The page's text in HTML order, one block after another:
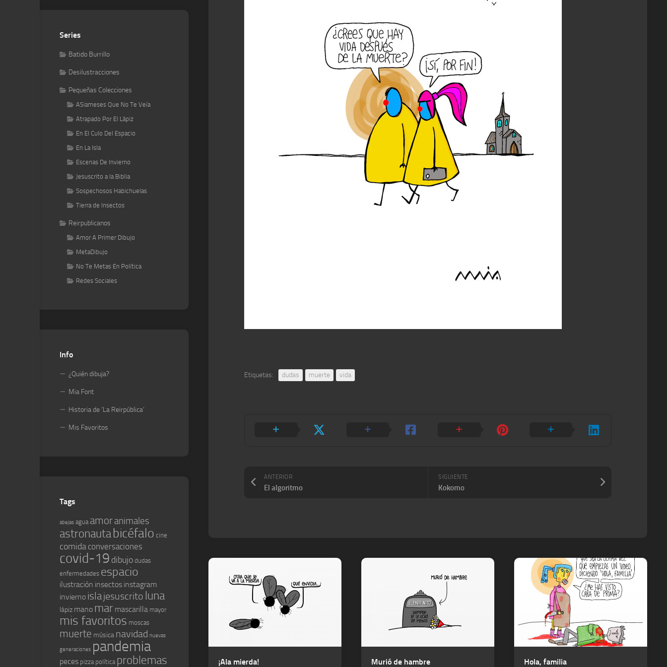
Etiquetas: dudas muerte vida
SIGUIENTE
Kokomo
ANTERIOR
El algoritmo
¡Ala mierda! Murió de hambre Hola, familia
Series
Batido Burrillo
Desilustracciones
Pequeñas Colecciones
ASiameses Que No Te Veía
Atrapado Por El Lápiz
En El Culo Del Espacio
En La Isla
Escenas De Invierno
Jesuscrito a la Biblia
Sospechosos Habichuelas
Tierra de Insectos
Reirpublicanos
Amor A Primer Dibujo
MetaDibujo
No Te Metas En Política
Redes Sociales
Info
¿Quién dibuja?
Mia Font
Historia de ‘La Reirpública’
Mis Favoritos
Tags
abejas agua amoranimales
astronautabicéfalo cine
comida conversaciones
covid-19 dibujo dudas
enfermedades espacio
ilustración insectos instagram
invierno islajesuscrito luna
lápiz mano mar mascarilla mayor
mis favoritos moscas
muerte música navidad nuevas
generaciones pandemia
peces pizza política problemas